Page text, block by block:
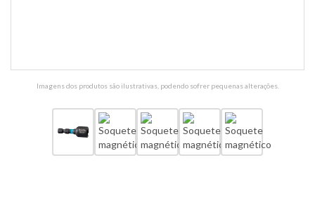
Imagens dos produtos são ilustrativas, podendo sofrer pequenas alterações.